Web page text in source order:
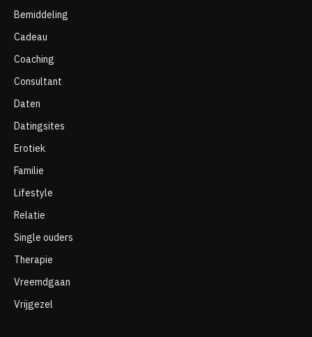
Bemiddeling
Cadeau
Coaching
Consultant
Daten
Datingsites
Erotiek
Familie
Lifestyle
Relatie
Single ouders
Therapie
Vreemdgaan
Vrijgezel